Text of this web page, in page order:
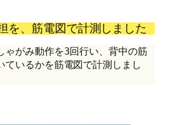
を、筋電図で計測しました
ゃがみ動作を3回行い、背中の筋
ているかを筋電図で計測しまし